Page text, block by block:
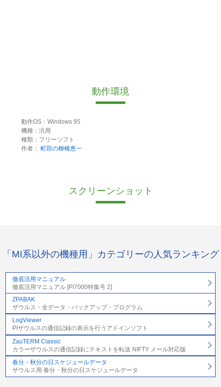
動作環境
動作OS：Windows 95
機種：汎用
種類：フリーソフト
作者： 町田の柳橋恵一
スクリーンショット
「MI系以外の機種用」カテゴリーの人気ランキング
徹底活用マニュアル
徹底活用マニュアル [PI7000特集号 2]
ZPABAK
ザウルス・全データ・バックアップ・プログラム
LogViewer
PIザウルスの通信記録の表示を行うアドインソフト
ZauTERM Classic
カラーザウルスの通信記録にテキストを転送 NIFTY メール対応版
春分・秋分の日スケジュールデータ
ザウルス用 春分・秋分の日スケジュールデータ